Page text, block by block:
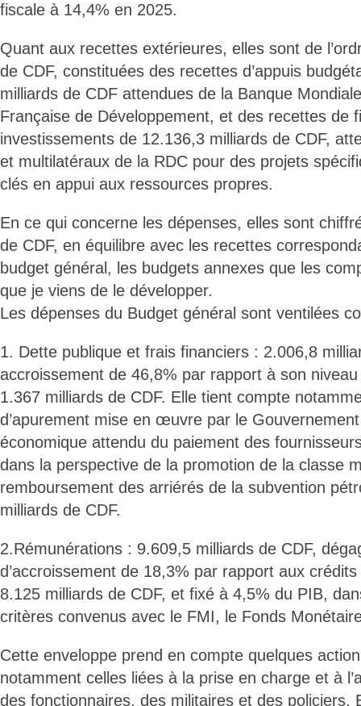
fiscale à 14,4% en 2025.
Quant aux recettes extérieures, elles sont de
de CDF, constituées des recettes d’appuis
milliards de CDF attendues de la Banque
Française de Développement, et des recettes de
investissements de 12.136,3 milliards de CDF,
et multilatéraux de la RDC pour des projets
clés en appui aux ressources propres.
En ce qui concerne les dépenses, elles sont
de CDF, en équilibre avec les recettes
budget général, les budgets annexes que les
que je viens de le développer.
Les dépenses du Budget général sont ventilées
1. Dette publique et frais financiers : 2.006,8
accroissement de 46,8% par rapport à son niveau
1.367 milliards de CDF. Elle tient compte
d’apurement mise en œuvre par le
économique attendu du paiement des
dans la perspective de la promotion de la classe
remboursement des arriérés de la subvention
milliards de CDF.
2.Rémunérations : 9.609,5 milliards de CDF,
d’accroissement de 18,3% par rapport aux
8.125 milliards de CDF, et fixé à 4,5% du PIB,
critères convenus avec le FMI, le Fonds
Cette enveloppe prend en compte quelques
notamment celles liées à la prise en charge et à
des fonctionnaires, des militaires et des policiers.